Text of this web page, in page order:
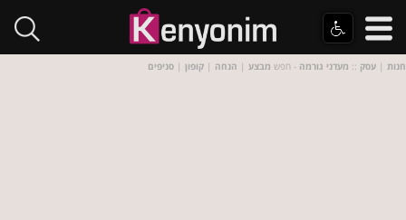
חנות | עסק :: מעדני גורמה - חפש מבצע | הנחה | קופון | סניפים